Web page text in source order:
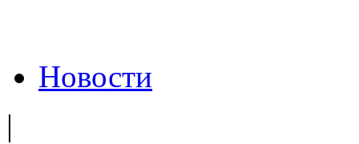
Новости
|